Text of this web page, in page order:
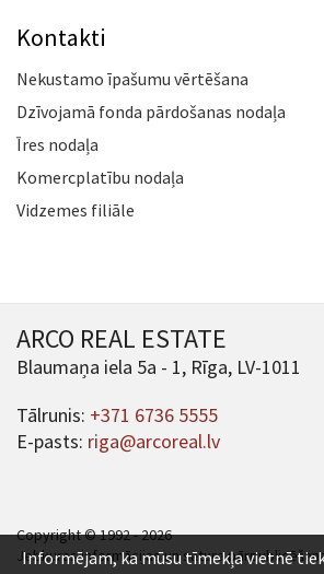
Kontakti
Nekustamo īpašumu vērtēšana
Dzīvojamā fonda pārdošanas nodaļa
Īres nodaļa
Komercplatību nodaļa
Vidzemes filiāle
ARCO REAL ESTATE
Blaumaņa iela 5a - 1, Rīga, LV-1011
Tālrunis: +371 6736 5555
E-pasts: riga@arcoreal.lv
Copyright © 1992 - 2026
Jebkuras informācijas un satura
Informējam, ka mūsu tīmekļa vietnē